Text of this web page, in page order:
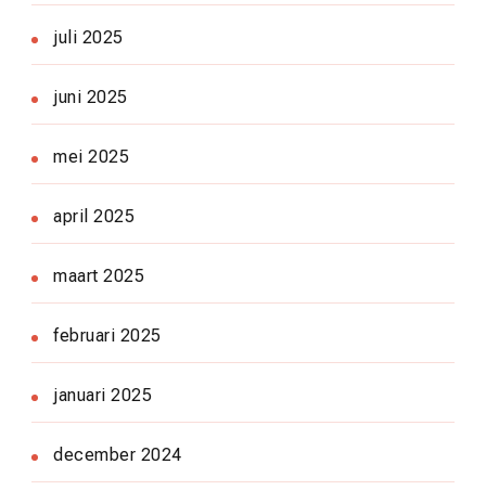
juli 2025
juni 2025
mei 2025
april 2025
maart 2025
februari 2025
januari 2025
december 2024